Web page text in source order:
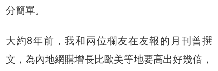
分簡單。
大約8年前，我和兩位欄友在友報的月刊曾撰
文，為內地網購增長比歐美等地要高出好幾倍，